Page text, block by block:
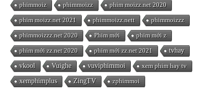
phimmoiz phimmoizz phim moizz.net 2020
phim moizz.net 2021 phimmoizz.nett phimmoizzz
phimmoizzz.net 2020 Phim mới phim mới z
phim mới zz.net 2020 phim mới zz.net 2021 tvhay
vkool Vuighe vuviphimmoi xem phim hay tv
xemphimplus ZingTV zphimmoi